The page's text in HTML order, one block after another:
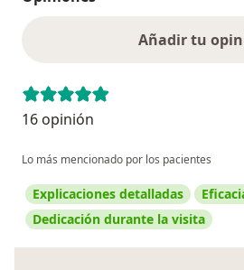
Añadir tu
16 opinión
Lo más mencionado por los pacientes
Explicaciones detalladas
Dedicación durante la visita